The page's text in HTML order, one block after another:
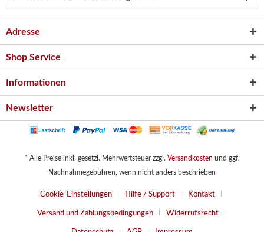
Adresse
Shop Service
Informationen
Newsletter
* Alle Preise inkl. gesetzl. Mehrwertsteuer zzgl. Versandkosten und ggf.
Nachnahmegebühren, wenn nicht anders beschrieben
Cookie-Einstellungen Hilfe / Support Kontakt
Versand und Zahlungsbedingungen Widerrufsrecht